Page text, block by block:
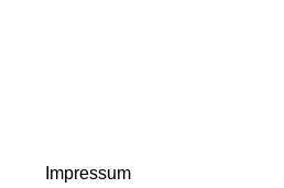
Impressum